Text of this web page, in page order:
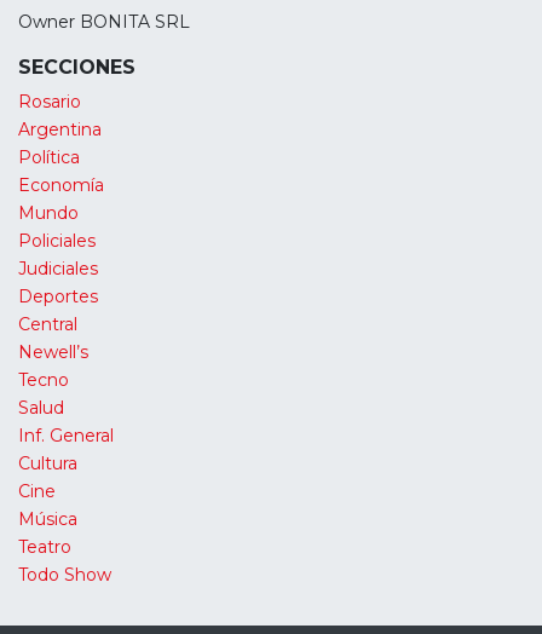
Owner BONITA SRL
SECCIONES
Rosario
Argentina
Política
Economía
Mundo
Policiales
Judiciales
Deportes
Central
Newell’s
Tecno
Salud
Inf. General
Cultura
Cine
Música
Teatro
Todo Show